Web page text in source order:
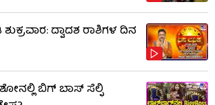
ದ್ವಾದಶ ರಾಶಿಗಳ ದಿನ
ಬಿಗ್ ಬಾಸ್ ಸೆಲ್ಫಿ